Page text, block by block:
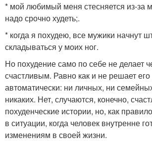
* мой любимый меня стесняется из-за
надо срочно худеть;.
* когда я похудею, все мужики начнут
складываться у моих ног.
Но похудение само по себе не делает
счастливым. Равно как и не решает
автоматически: ни личных, ни
никаких. Нет, случаются, конечно,
похуденческие истории, но, как
в ситуации, когда человек внутренне
изменениям в своей жизни.